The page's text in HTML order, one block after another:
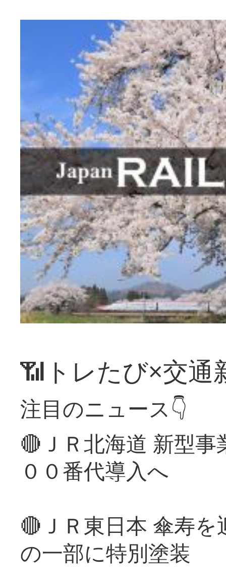
📶トレたび×交通
注目のニュース👇
🔴ＪＲ北海道 新型
００番代導入へ
🔴ＪＲ東日本 傘寿
の一部に特別塗装